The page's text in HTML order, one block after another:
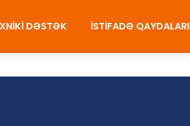
DƏSTƏK İSTİFADƏ QAYDALARI